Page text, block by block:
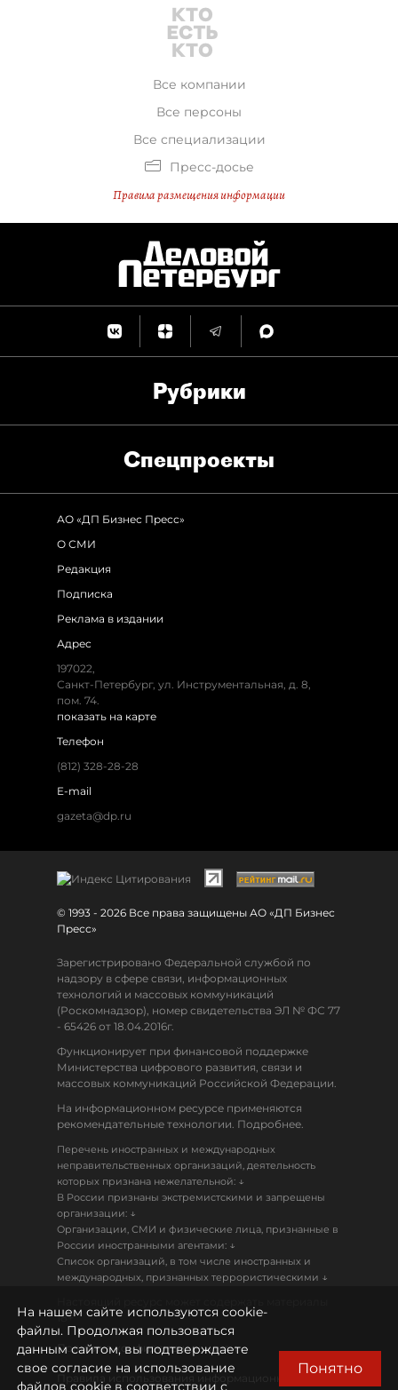
Все компании
Все персоны
Все специализации
Пресс-досье
Правила размещения информации
Рубрики
Спец­проекты
АО «ДП Бизнес Пресс»
О СМИ
Редакция
Подписка
Реклама в издании
Адрес
197022,
Санкт-Петербург, ул. Инструментальная, д. 8,
пом. 74.
показать на карте
Телефон
(812) 328-28-28
E-mail
gazeta@dp.ru
© 1993 - 2026 Все права защищены АО «ДП Бизнес
Пресс»
Зарегистрировано Федеральной службой по
надзору в сфере связи, информационных
технологий и массовых коммуникаций
(Роскомнадзор), номер свидетельства ЭЛ № ФС 77
- 65426 от 18.04.2016г.
Функционирует при финансовой поддержке
Министерства цифрового развития, связи и
массовых коммуникаций Российской Федерации.
На информационном ресурсе применяются
рекомендательные технологии. Подробнее.
Перечень иностранных и международных
неправительственных организаций, деятельность
которых признана нежелательной: ↓
В России признаны экстремистскими и запрещены
организации: ↓
Организации, СМИ и физические лица, признанные в
России иностранными агентами: ↓
Список организаций, в том числе иностранных и
международных, признанных террористическими ↓
18+
Политика конфиденциальности
Правила использования информационных
На нашем сайте используются cookie-
файлы. Продолжая пользоваться
данным сайтом, вы подтверждаете
свое согласие на использование
файлов cookie в соответствии с
Понятно